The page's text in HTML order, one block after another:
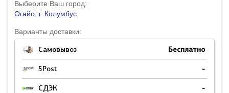
Выберите Ваш город:
Огайо, г. Колумбус
Варианты доставки:
Самовывоз Бесплатно
5Post -
СДЭК -